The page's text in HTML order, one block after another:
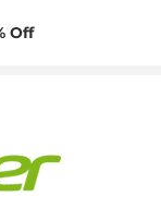
Off